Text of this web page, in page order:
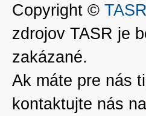
Copyright © TASR
zdrojov TASR je
zakázané.
Ak máte pre nás
kontaktujte nás na